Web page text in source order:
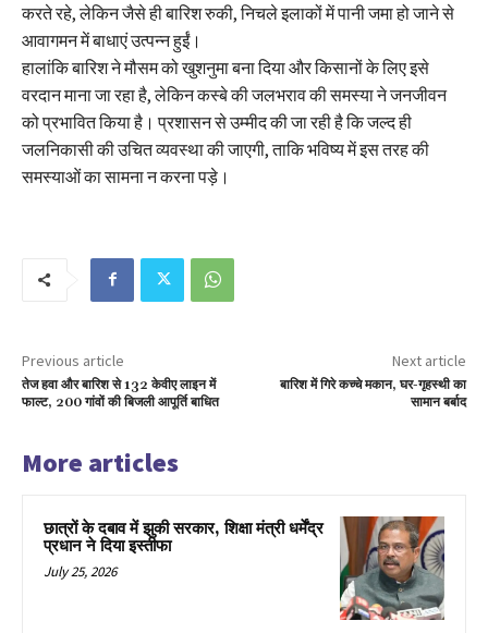
करते रहे, लेकिन जैसे ही बारिश रुकी, निचले इलाकों में पानी जमा हो जाने से
आवागमन में बाधाएं उत्पन्न हुईं।
हालांकि बारिश ने मौसम को खुशनुमा बना दिया और किसानों के लिए इसे
वरदान माना जा रहा है, लेकिन कस्बे की जलभराव की समस्या ने जनजीवन
को प्रभावित किया है। प्रशासन से उम्मीद की जा रही है कि जल्द ही
जलनिकासी की उचित व्यवस्था की जाएगी, ताकि भविष्य में इस तरह की
समस्याओं का सामना न करना पड़े।
Previous article
तेज हवा और बारिश से 132 केवीए लाइन में
फाल्ट, 200 गांवों की बिजली आपूर्ति बाधित
Next article
बारिश में गिरे कच्चे मकान, घर-गृहस्थी का
सामान बर्बाद
More articles
छात्रों के दबाव में झुकी सरकार, शिक्षा मंत्री धर्मेंद्र
प्रधान ने दिया इस्तीफा
July 25, 2026